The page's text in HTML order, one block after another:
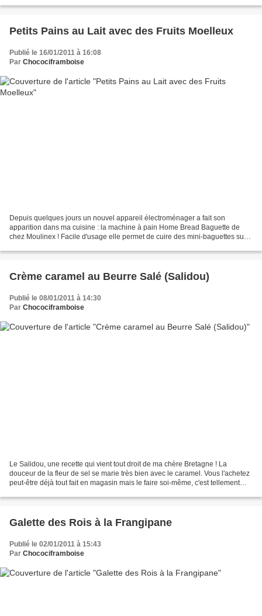
Petits Pains au Lait avec des Fruits Moelleux
Publié le 16/01/2011 à 16:08
Par Chocociframboise
Depuis quelques jours un nouvel appareil électroménager a fait son
apparition dans ma cuisine : la machine à pain Home Bread Baguette de
chez Moulinex ! Facile d'usage elle permet de cuire des mini-baguettes sur
Crème caramel au Beurre Salé (Salidou)
Publié le 08/01/2011 à 14:30
Par Chocociframboise
Le Salidou, une recette qui vient tout droit de ma chère Bretagne ! La
douceur de la fleur de sel se marie très bien avec le caramel. Vous l'achetez
peut-être déjà tout fait en magasin mais le faire soi-même, c'est tellement
Galette des Rois à la Frangipane
Publié le 02/01/2011 à 15:43
Par Chocociframboise